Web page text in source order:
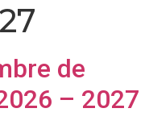
de
– 2027